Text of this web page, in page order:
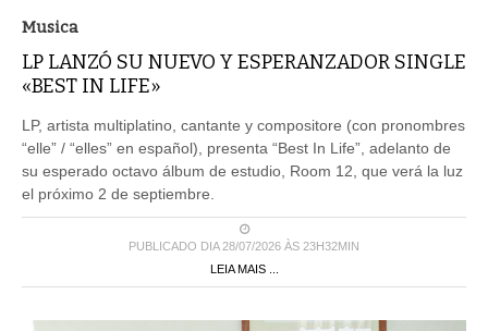
Musica
LP LANZÓ SU NUEVO Y ESPERANZADOR SINGLE
«BEST IN LIFE»
LP, artista multiplatino, cantante y compositore (con pronombres
“elle” / “elles” en español), presenta “Best In Life”, adelanto de
su esperado octavo álbum de estudio, Room 12, que verá la luz
el próximo 2 de septiembre.
PUBLICADO DIA 28/07/2026 ÀS 23H32MIN
LEIA MAIS ...